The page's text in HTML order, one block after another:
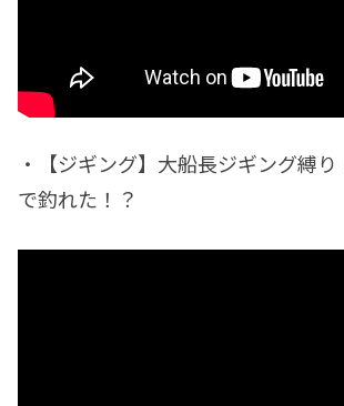
・【ジギング】大船長ジギング縛
で釣れた！？